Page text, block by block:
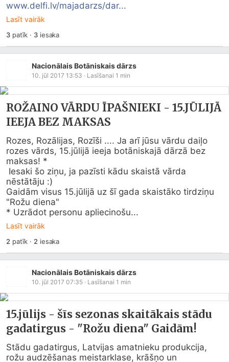
www.delfi.lv/majadarzs/dar...
Lasīt vairāk
3patīk · 3iesaka
Nacionālais Botāniskais dārzs
10. jūl 2017 13:53 · Lasīšanai 1 min
ROŽAINO VĀRDU ĪPAŠNIEKI - 15.JŪLIJĀ
IEEJA BEZ MAKSAS
Rozes, Rozālijas, Rozīši .... Ja arī jūsu vārdu daiļo
rozes vārds, 15.jūlijā ieeja botāniskajā dārzā bez
maksas! *
nēstātāju :)
Gaidām visus 15.jūlijā uz šī gada skaistāko tirdziņu
"Rožu diena"
* Uzrādot personu apliecinošu...
Lasīt vairāk
2 patīk · 2 iesaka
Nacionālais Botāniskais dārzs
10. jūl 2017 07:35 · Lasīšanai 1 min
15.jūlijs - šīs sezonas skaitākais stādu
gadatirgus - "Rožu diena" Gaidām!
Stādu gadatirgus, Latvijas amatnieku produkcija,
rožu audzēšanas meistarklase, krāšņo un